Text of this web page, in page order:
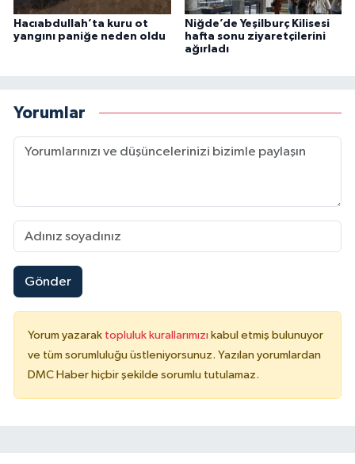
Hacıabdullah’ta kuru ot
yangını paniğe neden oldu
Niğde’de Yeşilburç Kilisesi
hafta sonu ziyaretçilerini
ağırladı
Yorumlar
Gönder
Yorum yazarak topluluk kurallarımızı kabul etmiş bulunuyor
ve tüm sorumluluğu üstleniyorsunuz. Yazılan yorumlardan
DMC Haber hiçbir şekilde sorumlu tutulamaz.